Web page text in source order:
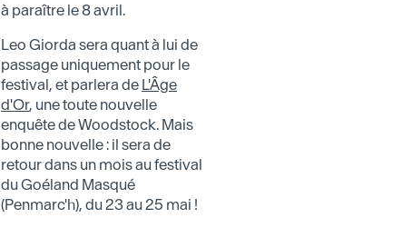
à paraître le 8 avril.
Leo Giorda sera quant à lui de
passage uniquement pour le
festival, et parlera de L'Âge
d'Or, une toute nouvelle
enquête de Woodstock. Mais
bonne nouvelle : il sera de
retour dans un mois au festival
du Goéland Masqué
(Penmarc'h), du 23 au 25 mai !